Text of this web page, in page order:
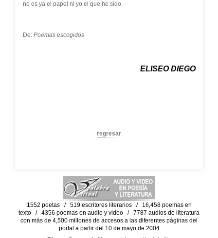
no es ya el papel ni yo el que he sido.
De: Poemas escogidos
ELISEO DIEGO
regresar
1552 poetas / 519 escritores literarios / 16,458 poemas en
texto / 4356 poemas en audio y video / 7787 audios de literatura
con más de 4,500 millones de accesos a las diferentes páginas del
portal a partir del 10 de mayo de 2004